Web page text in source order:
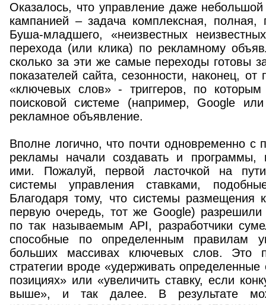
Оказалось, что управление даже небольшой
кампанией – задача комплексная,
Буша-младшего, «неизвестных
перехода (или клика) по рекламному
сколько за эти же самые переходы готовы
показателей сайта, сезонности, наконец,
«ключевых слов» - триггеров, по
поисковой системе (например, Google
рекламное объявление.
Вполне логично, что почти одновременно с
рекламы начали создавать и программы,
ими. Пожалуй, первой ласточкой на
системы управления ставками,
Благодаря тому, что системы размещения
первую очередь, тот же Google) разрешили
по так называемым API, разработчики
способные по определенным правилам
больших массивах ключевых слов. Это
стратегии вроде «удерживать
позициях» или «увеличить ставку, если
выше», и так далее. В результате